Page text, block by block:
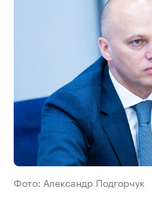
Фото: Александр Подгорчук